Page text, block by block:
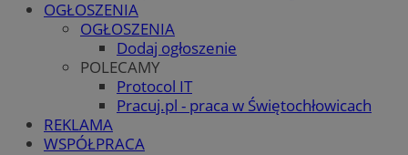
OGŁOSZENIA
OGŁOSZENIA
Dodaj ogłoszenie
POLECAMY
Protocol IT
Pracuj.pl - praca w Świętochłowicach
REKLAMA
WSPÓŁPRACA